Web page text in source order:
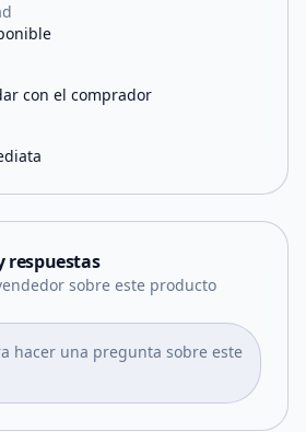
con el comprador
respuestas
sobre este producto
hacer una pregunta sobre este